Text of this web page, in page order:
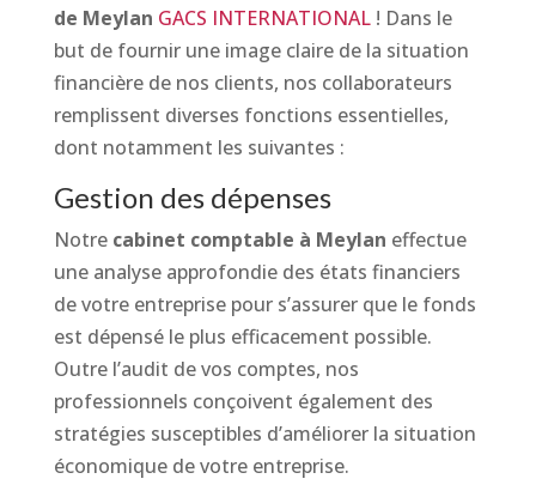
de Meylan GACS INTERNATIONAL! Dans le
but de fournir une image claire de la situation
financière de nos clients, nos collaborateurs
remplissent diverses fonctions essentielles,
dont notamment les suivantes :
Gestion des dépenses
Notre cabinet comptable à Meylan effectue
une analyse approfondie des états financiers
de votre entreprise pour s’assurer que le fonds
est dépensé le plus efficacement possible.
Outre l’audit de vos comptes, nos
professionnels conçoivent également des
stratégies susceptibles d’améliorer la situation
économique de votre entreprise.